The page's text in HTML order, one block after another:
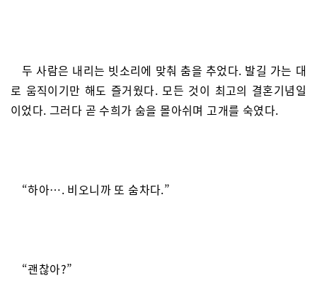
두 사람은 내리는 빗소리에 맞춰 춤을 추었다. 발길 가는 대
로 움직이기만 해도 즐거웠다. 모든 것이 최고의 결혼기념일
이었다. 그러다 곧 수희가 숨을 몰아쉬며 고개를 숙였다.
“하아…. 비오니까 또 숨차다.”
“괜찮아?”